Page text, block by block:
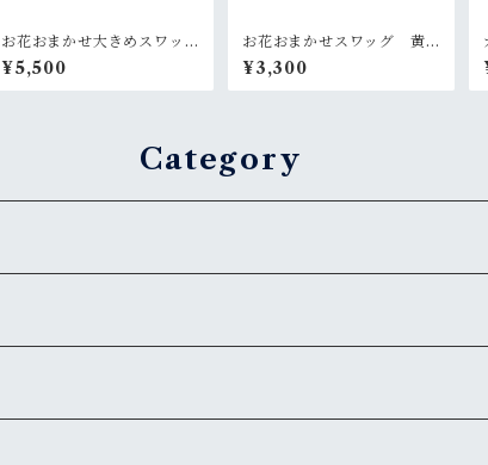
お花おまかせ大きめスワッ
グ 白×グリーン系
¥5,500
お花おまかせスワッグ 黄
色×グリーン系
¥3,300
Category